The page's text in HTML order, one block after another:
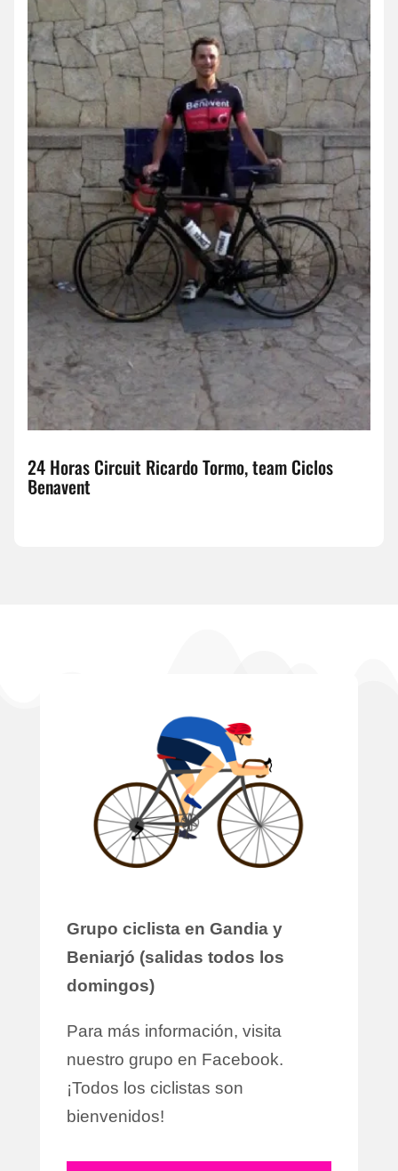
24 Horas Circuit Ricardo Tormo, team Ciclos
Benavent
Grupo ciclista en Gandia y
Beniarjó (salidas todos los
domingos)
Para más información, visita
nuestro grupo en Facebook.
¡Todos los ciclistas son
bienvenidos!